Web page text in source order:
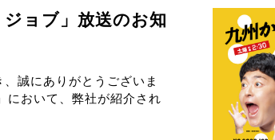
ジョブ」放送のお知
誠にありがとうございま
において、弊社が紹介され